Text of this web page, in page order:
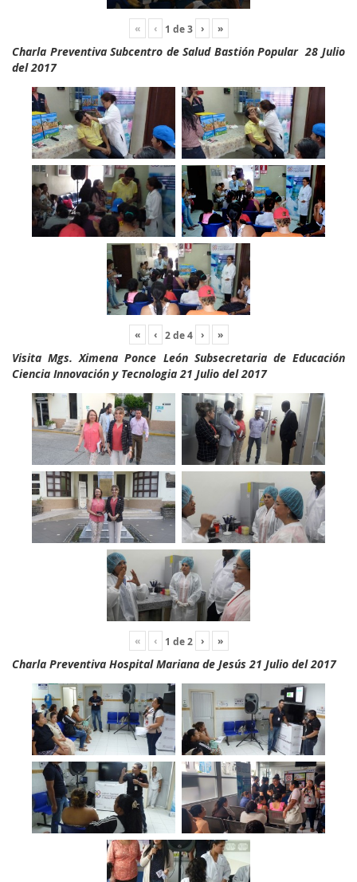
« ‹ 1 de3 › »
Charla Preventiva Subcentro de Salud Bastión Popular 28 Julio
del 2017
« ‹ 2de4 › »
Visita Mgs. Ximena Ponce León Subsecretaria de Educación
Ciencia Innovación y Tecnologia 21 Julio del 2017
« ‹ 1 de2 › »
Charla Preventiva Hospital Mariana de Jesús 21 Julio del 2017